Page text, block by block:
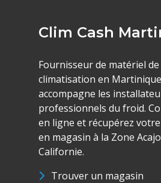
Clim Cash
Fournisseur de matériel de
climatisation en
accompagne les
professionnels du froid.
en ligne et récupérez
en magasin à la Zone
Californie.
Trouver un magasin